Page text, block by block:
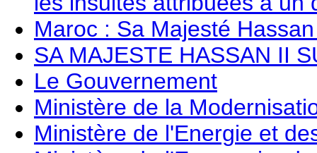
Maroc : Sa Majesté
SA MAJESTE HASSAN II
Le Gouvernement
Ministère de la
Ministère de l'Energie et